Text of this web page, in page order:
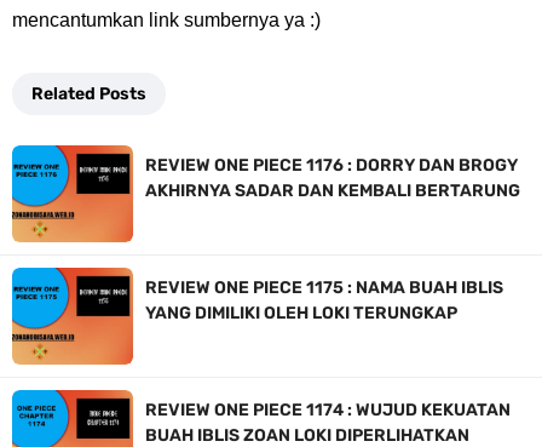
mencantumkan link sumbernya ya :)
Related Posts
REVIEW ONE PIECE 1176 : DORRY DAN BROGY
AKHIRNYA SADAR DAN KEMBALI BERTARUNG
REVIEW ONE PIECE 1175 : NAMA BUAH IBLIS
YANG DIMILIKI OLEH LOKI TERUNGKAP
REVIEW ONE PIECE 1174 : WUJUD KEKUATAN
BUAH IBLIS ZOAN LOKI DIPERLIHATKAN